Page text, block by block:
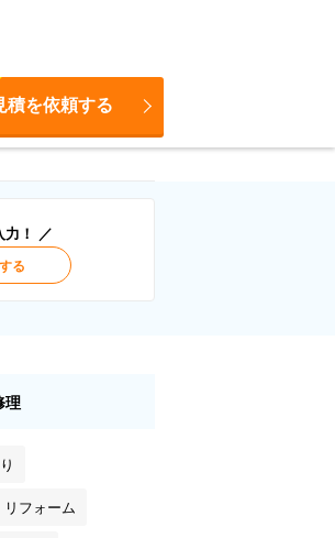
積を依頼する
力！ ／
る
理
フォーム